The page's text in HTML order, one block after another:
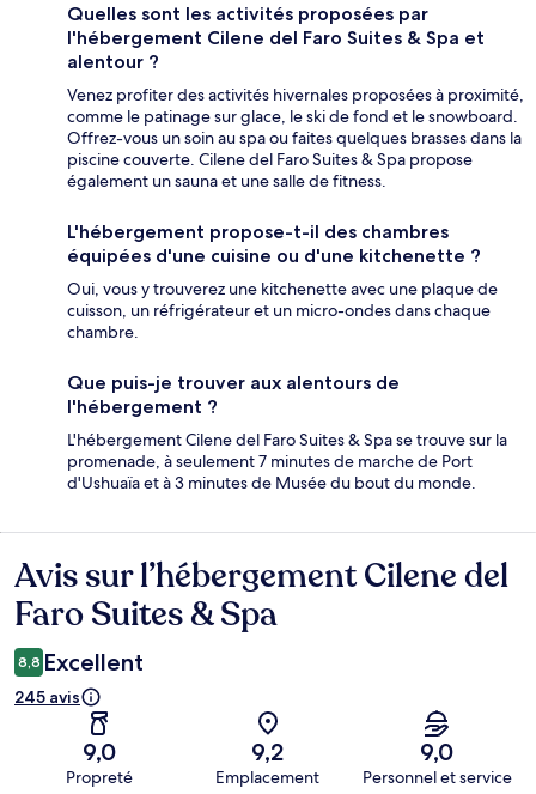
Quelles sont les activités proposées par
l'hébergement Cilene del Faro Suites & Spa et
alentour ?
Venez profiter des activités hivernales proposées à proximité,
comme le patinage sur glace, le ski de fond et le snowboard.
Offrez-vous un soin au spa ou faites quelques brasses dans la
piscine couverte. Cilene del Faro Suites & Spa propose
également un sauna et une salle de fitness.
L'hébergement propose-t-il des chambres
équipées d'une cuisine ou d'une kitchenette ?
Oui, vous y trouverez une kitchenette avec une plaque de
cuisson, un réfrigérateur et un micro-ondes dans chaque
chambre.
Que puis-je trouver aux alentours de
l'hébergement ?
L'hébergement Cilene del Faro Suites & Spa se trouve sur la
promenade, à seulement 7 minutes de marche de Port
d'Ushuaïa et à 3 minutes de Musée du bout du monde.
Avis
Avis sur l’hébergement Cilene del
Faro Suites & Spa
8,8 Excellent
245 avis
9,0
Propreté
9,2
Emplacement
9,0
Personnel et service